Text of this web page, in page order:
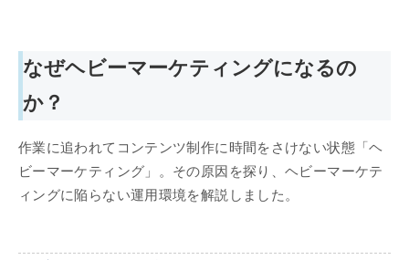
なぜヘビーマーケティングになるの
か？
作業に追われてコンテンツ制作に時間をさけない状態「ヘ
ビーマーケティング」。その原因を探り、ヘビーマーケテ
ィングに陥らない運用環境を解説しました。